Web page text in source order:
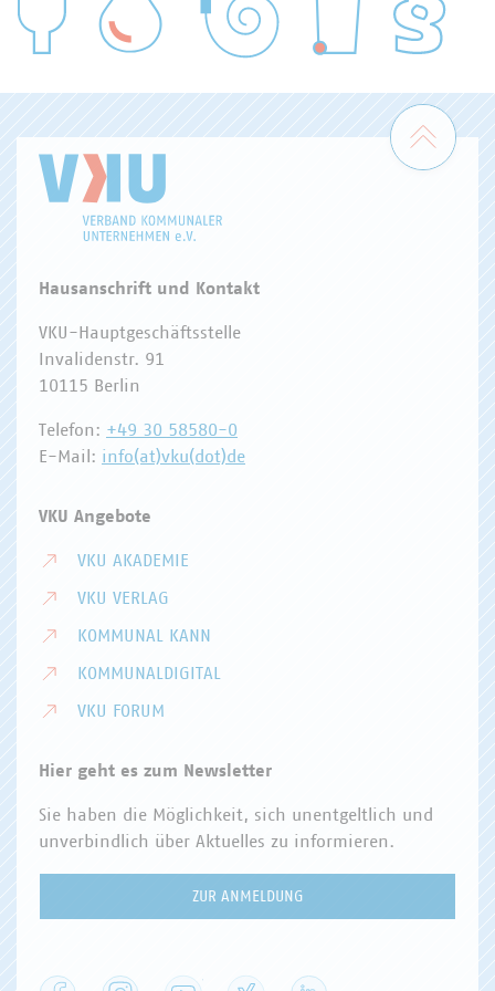
WASSER/ABWASSER
Zum
Hausanschrift und Kontakt
VKU-Hauptgeschäftsstelle
Invalidenstr. 91
10115 Berlin
Telefon: +49 30 58580-0
E-Mail: info(at)vku(dot)de
VKU Angebote
VKU AKADEMIE
VKU VERLAG
KOMMUNAL KANN
KOMMUNALDIGITAL
VKU FORUM
Hier geht es zum Newsletter
Sie haben die Möglichkeit, sich unentgeltlich und
unverbindlich über Aktuelles zu informieren.
ZUR ANMELDUNG
Facebook Instagram YouTube